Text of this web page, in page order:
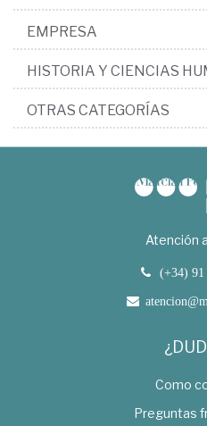
EMPRESA
HISTORIA Y CIENCIAS
OTRAS CATEGORÍAS
Atención
(+34) 91
Como
Preguntas